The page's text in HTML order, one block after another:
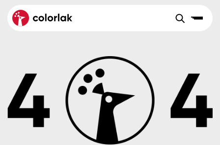
Velkoobchod Sortiment
Aktuality
Reference
O společnosti
Dřevo
Beton, asfalt, minerální podklady
Colorlak Dekor
Colorlak Profi
Colorlak Pta